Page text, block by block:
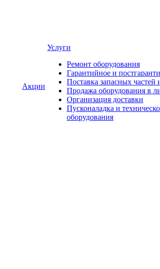
Акции
Услуги
Ремонт оборудования
Гарантийное и
Поставка запасных частей
Продажа оборудования в
Организация доставки
Пусконаладка и
оборудования